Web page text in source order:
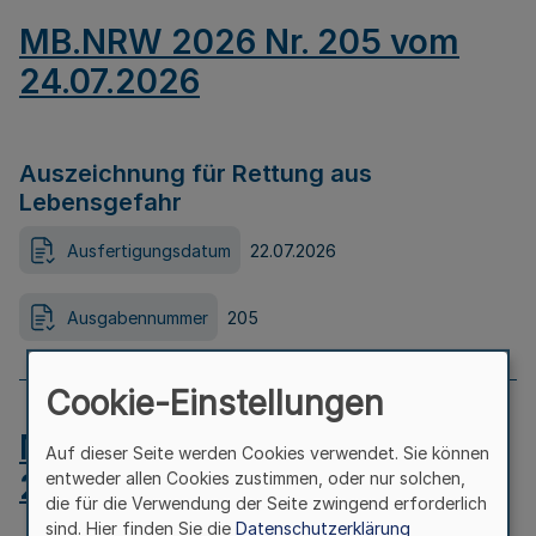
MB.NRW 2026 Nr. 205 vom
24.07.2026
Auszeichnung für Rettung aus
Lebensgefahr
Ausfertigungsdatum 22.07.2026
Ausgabennummer 205
MB.NRW 2026 Nr. 204 vom
24.07.2026
Cookie-Einstellungen
Auf dieser Seite werden Cookies verwendet. Sie können
entweder allen Cookies zustimmen, oder nur solchen,
die für die Verwendung der Seite zwingend erforderlich
sind. Hier finden Sie die Datenschutzerklärung